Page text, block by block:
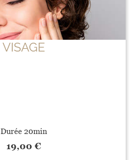
VISAGE
Durée 20min
19,00 €